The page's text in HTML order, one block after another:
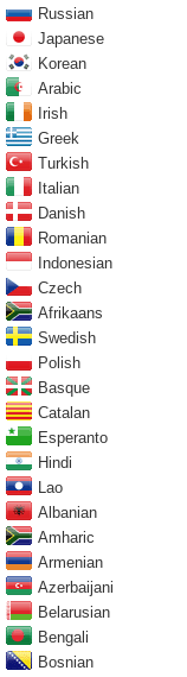
Russian
Japanese
Korean
Arabic
Irish
Greek
Turkish
Italian
Danish
Romanian
Indonesian
Czech
Afrikaans
Swedish
Polish
Basque
Catalan
Esperanto
Hindi
Lao
Albanian
Amharic
Armenian
Azerbaijani
Belarusian
Bengali
Bosnian